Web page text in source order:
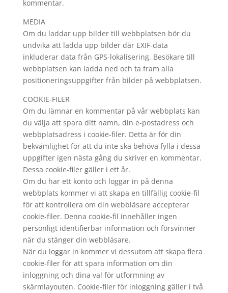
kommentar.
MEDIA
Om du laddar upp bilder till webbplatsen bör du
undvika att ladda upp bilder där EXIF-data
inkluderar data från GPS-lokalisering. Besökare till
webbplatsen kan ladda ned och ta fram alla
positioneringsuppgifter från bilder på webbplatsen.
COOKIE-FILER
Om du lämnar en kommentar på vår webbplats kan
du välja att spara ditt namn, din e-postadress och
webbplatsadress i cookie-filer. Detta är för din
bekvämlighet för att du inte ska behöva fylla i dessa
uppgifter igen nästa gång du skriver en kommentar.
Dessa cookie-filer gäller i ett år.
Om du har ett konto och loggar in på denna
webbplats kommer vi att skapa en tillfällig cookie-fil
för att kontrollera om din webbläsare accepterar
cookie-filer. Denna cookie-fil innehåller ingen
personligt identifierbar information och försvinner
när du stänger din webbläsare.
När du loggar in kommer vi dessutom att skapa flera
cookie-filer för att spara information om din
inloggning och dina val för utformning av
skärmlayouten. Cookie-filer för inloggning gäller i två